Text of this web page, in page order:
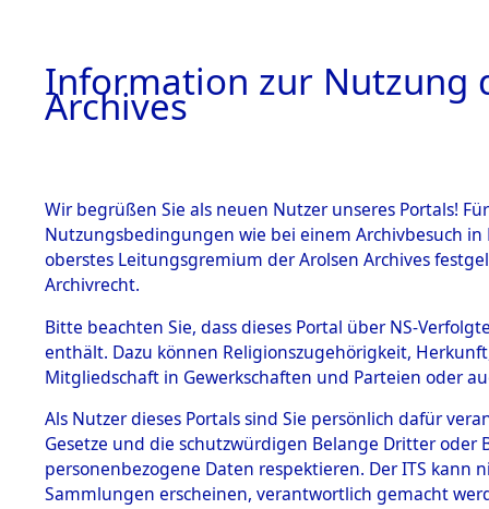
BESTÄNDE
1.
mente
5. Verschiedenes
5.3
Todesmärsche
→0131
Information zur Nutzung
Archives
Wir begrüßen Sie als neuen Nutzer unseres Portals!
Nutzungsbedingungen wie bei einem Archivbesuch
oberstes Leitungsgremium der Arolsen Archives
Archivrecht.
Bitte beachten Sie, dass dieses Portal über NS-
enthält. Dazu können Religionszugehörigkeit,
Mitgliedschaft in Gewerkschaften und Parteien oder
Als Nutzer dieses Portals sind Sie persönlich dafür
Gesetze und die schutzwürdigen Belange Dritter
personenbezogene Daten respektieren. Der ITS
Sammlungen erscheinen, verantwortlich gemacht